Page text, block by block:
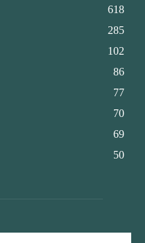
618
285
102
86
77
70
69
50